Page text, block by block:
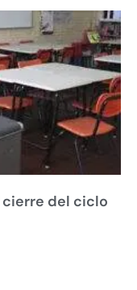
cierre del ciclo